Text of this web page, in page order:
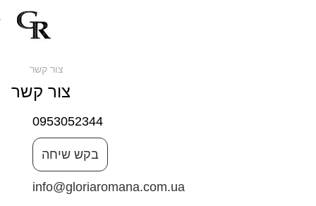
צור קשר
צור קשר
0953052344
בקש שיחה
info@gloriaromana.com.ua